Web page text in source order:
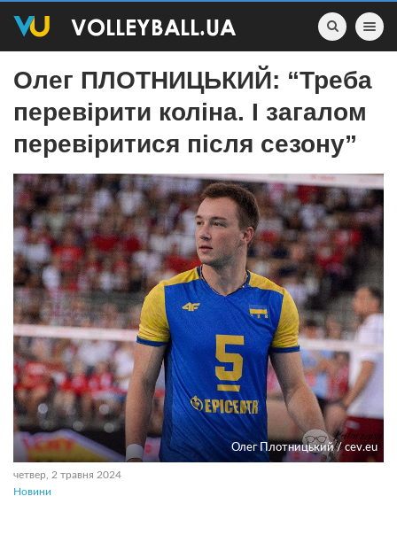
Toggle
Олег ПЛОТНИЦЬКИЙ: “Треба
перевірити коліна. І загалом
перевіритися після сезону”
Олег Плотницький / cev.eu
четвер, 2 травня 2024
Новини